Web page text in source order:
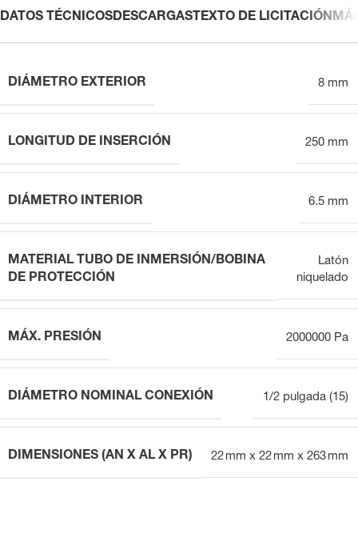
DATOS TÉCNICOSDESCARGASTEXTO DE LICITACIÓN
DIÁMETRO EXTERIOR 8 mm
LONGITUD DE INSERCIÓN 250 mm
DIÁMETRO INTERIOR 6.5 mm
MATERIAL TUBO DE INMERSIÓN/BOBINA
DE PROTECCIÓN
Latón
niquelado
MÁX. PRESIÓN 2000000 Pa
DIÁMETRO NOMINAL CONEXIÓN 1/2 pulgada (15)
DIMENSIONES (AN X AL X PR) 22 mm x 22 mm x 263 mm